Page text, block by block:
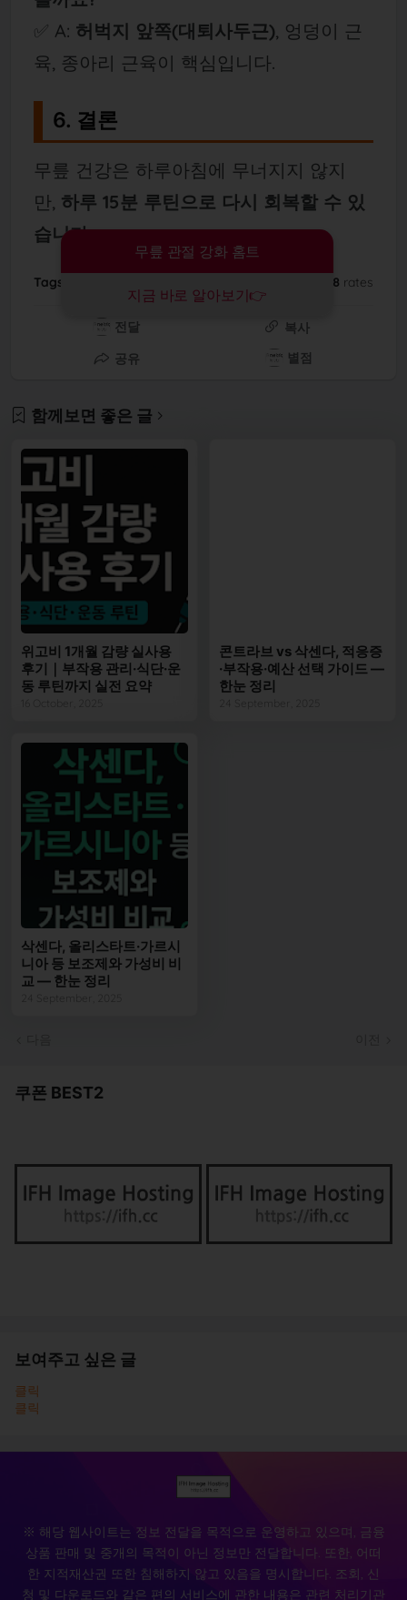
✅ A: 허벅지 앞쪽(대퇴사두근), 엉덩이 근
육, 종아리 근육이 핵심입니다.
6. 결론
무릎 건강은 하루아침에 무너지지 않지
만, 하루 15분 루틴으로 다시 회복할 수 있
습니다.
무릎 관절 강화 홈트
지금 바로 알아보기👉
Tags: 2788 rates
전달
복사
공유
별점
함께보면 좋은 글
위고비 1개월 감량 실사용
후기｜부작용 관리·식단·운
동 루틴까지 실전 요약
콘트라브 vs 삭센다, 적응증
·부작용·예산 선택 가이드 —
한눈 정리
삭센다, 올리스타트·가르시
니아 등 보조제와 가성비 비
교 — 한눈 정리
쿠폰 BEST2
보여주고 싶은 글
클릭
클릭
※ 해당 웹사이트는 정보 전달을 목적으로 운영하고 있으며, 금융
상품 판매 및 중개의 목적이 아닌 정보만 전달합니다. 또한, 어떠
한 지적재산권 또한 침해하지 않고 있음을 명시합니다. 조회, 신
청 및 다운로드와 같은 편의 서비스에 관한 내용은 관련 처리기관